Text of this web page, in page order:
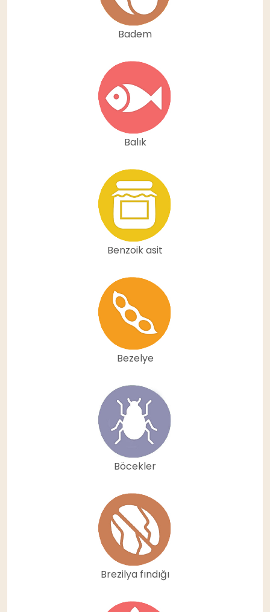
Badem
Balık
Benzoik asit
Bezelye
Böcekler
Brezilya fındığı